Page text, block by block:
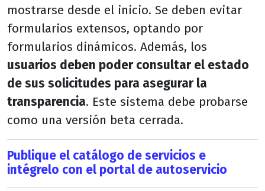
mostrarse desde el inicio. Se deben evitar
formularios extensos, optando por
formularios dinámicos. Además, los
usuarios deben poder consultar el estado
de sus solicitudes para asegurar la
transparencia. Este sistema debe probarse
como una versión beta cerrada.
Publique el catálogo de servicios e
intégrelo con el portal de autoservicio